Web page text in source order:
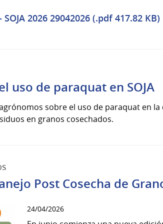
2026 29042026 (.pdf 417.82 KB)
uso de paraquat en SOJA
sobre el uso de paraquat en la
en granos cosechados.
Post Cosecha de
24/04/2026